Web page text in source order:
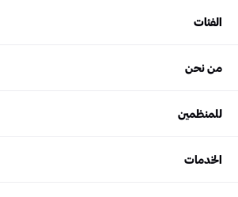
الفئات
من نحن
للمنظمين
الخدمات